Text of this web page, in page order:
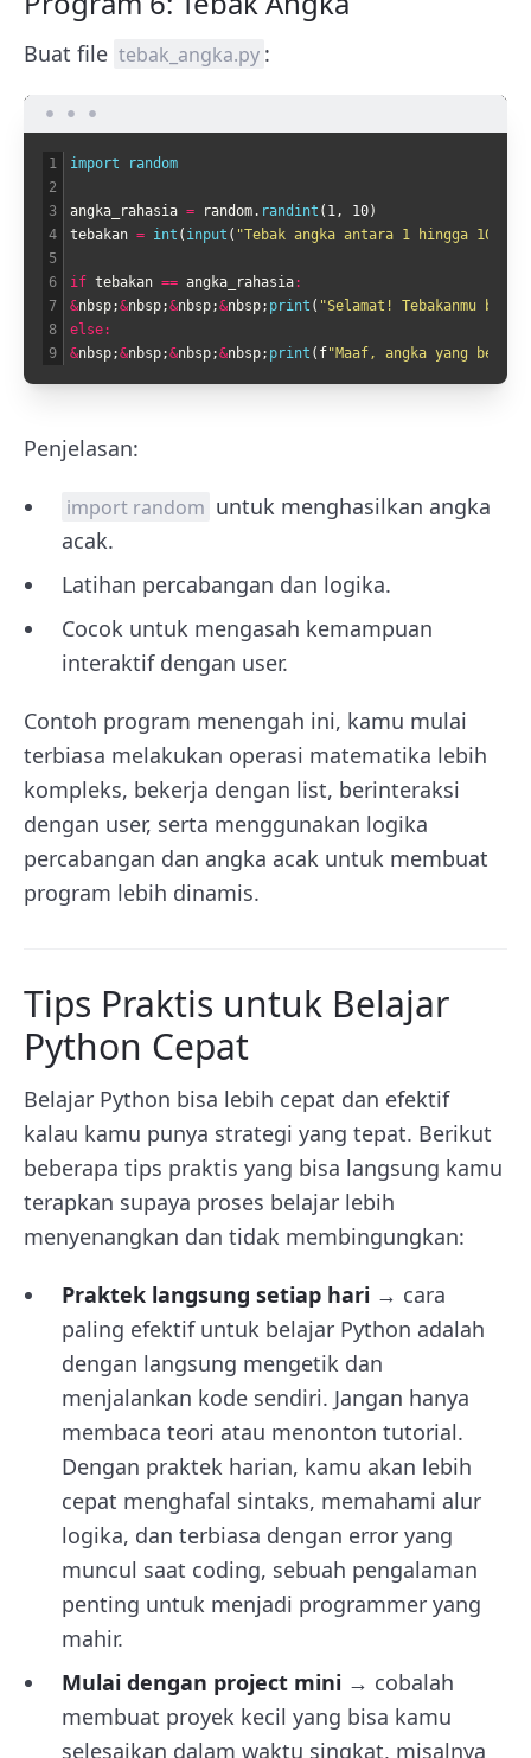
Buat file tebak_angka.py :
1
2
3
4
5
6
7
8
9
import random
angka_rahasia = random. randint ( 1 , 10)
tebakan = int ( input ( "Tebak angka antara 1 hingga 10: "
if tebakan == angka_rahasia:
&nbsp;&nbsp;&nbsp;&nbsp; print ( "Selamat! Tebakanmu
else:
&nbsp;&nbsp;&nbsp;&nbsp; print ( f"Maaf, angka yang benar
Penjelasan:
import random untuk menghasilkan angka
acak.
Latihan percabangan dan logika.
Cocok untuk mengasah kemampuan
interaktif dengan user.
Contoh program menengah ini, kamu mulai
terbiasa melakukan operasi matematika lebih
kompleks, bekerja dengan list, berinteraksi
dengan user, serta menggunakan logika
percabangan dan angka acak untuk membuat
program lebih dinamis.
Tips Praktis untuk Belajar
Python Cepat
Belajar Python bisa lebih cepat dan efektif
kalau kamu punya strategi yang tepat. Berikut
beberapa tips praktis yang bisa langsung kamu
terapkan supaya proses belajar lebih
menyenangkan dan tidak membingungkan:
Praktek langsung setiap hari → cara
paling efektif untuk belajar Python adalah
dengan langsung mengetik dan
menjalankan kode sendiri. Jangan hanya
membaca teori atau menonton tutorial.
Dengan praktek harian, kamu akan lebih
cepat menghafal sintaks, memahami alur
logika, dan terbiasa dengan error yang
muncul saat coding, sebuah pengalaman
penting untuk menjadi programmer yang
mahir.
Mulai dengan project mini → cobalah
membuat proyek kecil yang bisa kamu
selesaikan dalam waktu singkat, misalnya